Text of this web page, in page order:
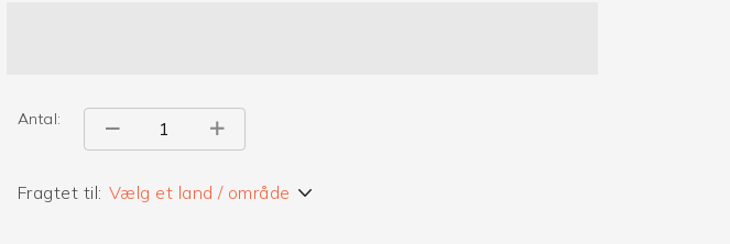
Antal:
Fragtet til: Vælg et land / område